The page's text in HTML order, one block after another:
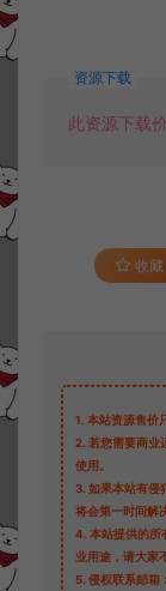
资源下载
此资源下载
收
1. 本站资源售价
2. 若您需要商业
使用。
3. 如果本站有侵
将会第一时间解
4. 本站提供的所
业用途，请大家
5. 侵权联系邮箱